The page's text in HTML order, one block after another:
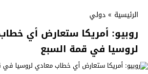
الرئيسية » دولي
روبيو: أمريكا ستعارض أي
لروسيا في قمة السبع